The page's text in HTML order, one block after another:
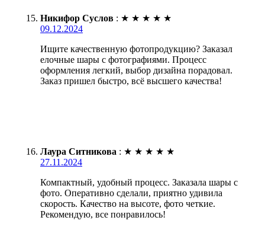
Никифор Суслов : ★ ★ ★ ★ ★
09.12.2024
Ищите качественную фотопродукцию? Заказал
елочные шары с фотографиями. Процесс
оформления легкий, выбор дизайна порадовал.
Заказ пришел быстро, всё высшего качества!
Лаура Ситникова : ★ ★ ★ ★ ★
27.11.2024
Компактный, удобный процесс. Заказала шары с
фото. Оперативно сделали, приятно удивила
скорость. Качество на высоте, фото четкие.
Рекомендую, все понравилось!